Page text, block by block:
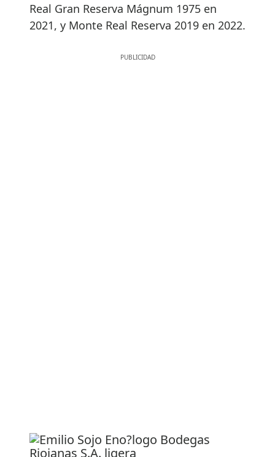
Real Gran Reserva Mágnum 1975 en
2021, y Monte Real Reserva 2019 en 2022.